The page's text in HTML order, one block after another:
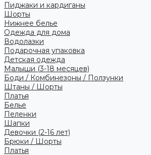
Пиджаки и кардиганы
Шорты
Нижнее белье
Одежда для дома
Водолазки
Подарочная упаковка
Детская одежда
Малыши (3-18 месяцев)
Боди / Комбинезоны / Ползунки
Штаны / Шорты
Платья
Белье
Пеленки
Шапки
Девочки (2-16 лет)
Брюки / Шорты
Платья